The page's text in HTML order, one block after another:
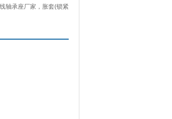
轴承座厂家，胀套(锁紧